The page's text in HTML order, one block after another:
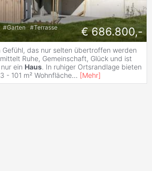
#Garten #Terrasse
€ 686.800,-
Gefühl, das nur selten übertroffen werden
Ruhe, Gemeinschaft, Glück und ist
ein Haus. In ruhiger Ortsrandlage bieten
- 101 m² Wohnfläche... [Mehr]